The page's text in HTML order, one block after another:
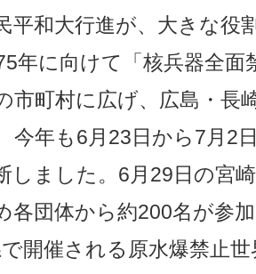
平和大行進が、大きな役
年に向けて「核兵器全面
市町村に広げ、広島・長
今年も6月23日から7月2
しました。6月29日の宮
各団体から約200名が参
開催される原水爆禁止